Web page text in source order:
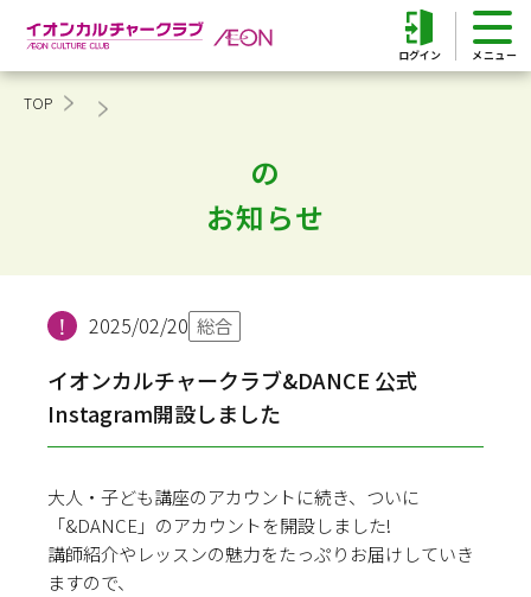
ログイン
TOP
の
お知らせ
2025/02/20 総合
イオンカルチャークラブ&DANCE 公式
Instagram開設しました
大人・子ども講座のアカウントに続き、ついに
「&DANCE」のアカウントを開設しました!
講師紹介やレッスンの魅力をたっぷりお届けしていき
ますので、